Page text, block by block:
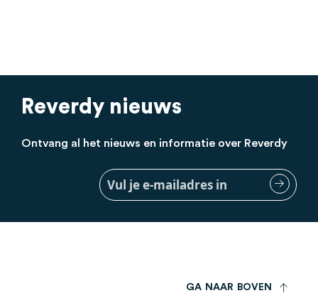
Reverdy nieuws
Ontvang al het nieuws en informatie over Reverdy
Meld
je
aan
GA NAAR BOV E N